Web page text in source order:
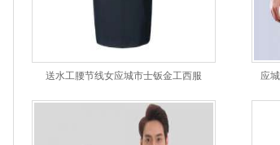
送水工腰节线女应城市士钣金工西服 应